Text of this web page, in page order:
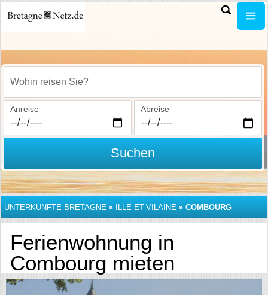
Wohin reisen Sie?
Anreise Abreise
Suchen
UNTERKÜNFTE BRETAGNE » ILLE-ET-VILAINE » COMBOURG
Ferienwohnung in
Combourg mieten